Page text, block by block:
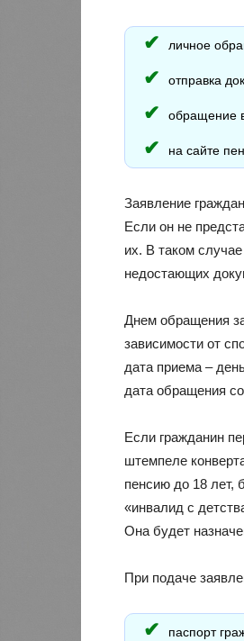
личное
отправка
обращение
на сайте
Заявление
Если он не
их. В таком
недостающих
Днем обращения
зависимости от
дата приема –
дата обращения
Если гражданин
штемпеле
пенсию до 18 лет,
«инвалид с
Она будет
При подаче
паспорт